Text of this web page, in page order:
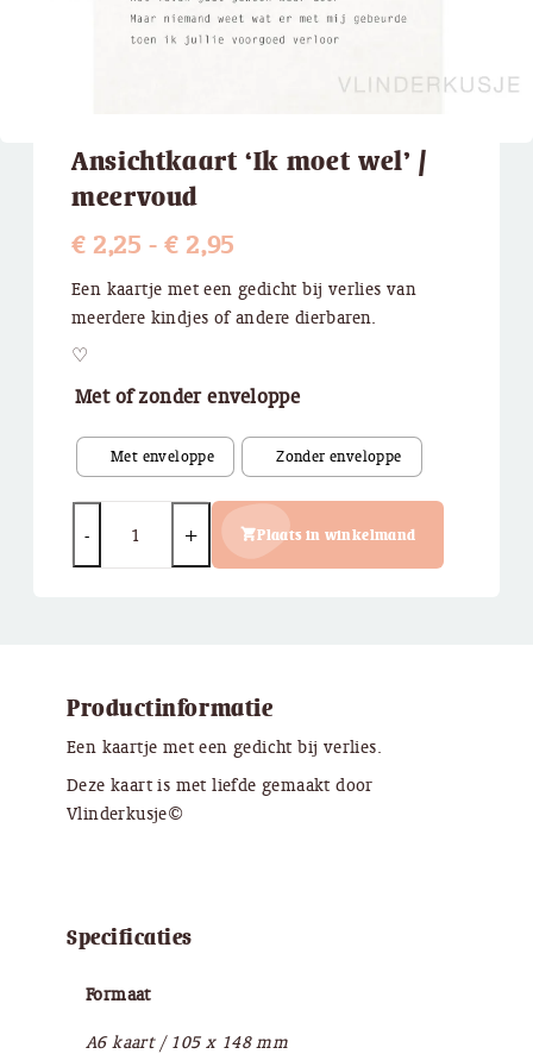
Ansichtkaart ‘Ik moet wel’ /
meervoud
€2,25 - €2,95Prijsklasse:
€ 2,25
tot
Een kaartje met een gedicht bij verlies van
meerdere kindjes of andere dierbaren.
♡
Met of zonder enveloppe
Plaats in winkelmand
Productinformatie
Een kaartje met een gedicht bij verlies.
Deze kaart is met liefde gemaakt door
Vlinderkusje©
Specificaties
Formaat
A6 kaart / 105 x 148 mm